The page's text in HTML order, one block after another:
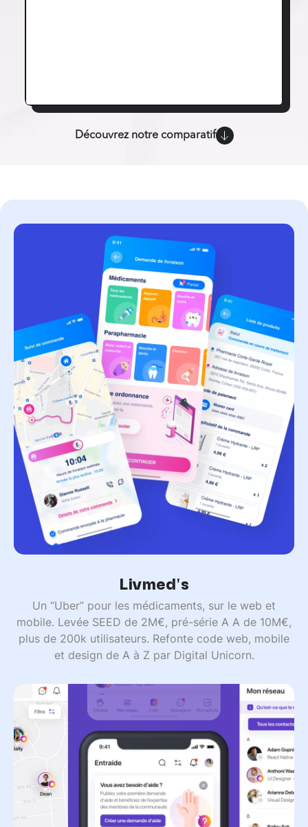
Découvrez notre comparatif
Livmed's
Un “Uber” pour les médicaments, sur le web et
mobile. Levée SEED de 2M€, pré-série A A de 10M€,
plus de 200k utilisateurs. Refonte code web, mobile
et design de A à Z par Digital Unicorn.